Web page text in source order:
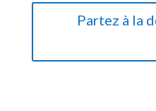
Partez à la